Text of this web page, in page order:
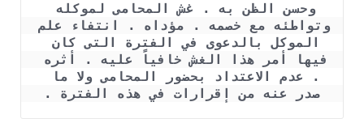
صدر عنه من إقرارات في هذه الفترة .